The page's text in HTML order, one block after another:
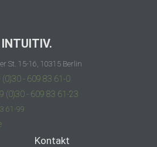
St. 15-16, 10315 Berlin
(0)30 - 609 83 61-0
(0)30 - 609 83 61-23
61-99
Kontakt